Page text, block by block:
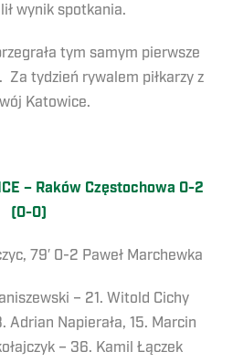
wynik spotkania.
tym samym pierwsze
tydzień rywalem piłkarzy z
Katowice.
– Raków Częstochowa 0-2
(0-0)
79′ 0-2 Paweł Marchewka
– 21. Witold Cichy
Adrian Napierała, 15. Marcin
– 36. Kamil Łączek